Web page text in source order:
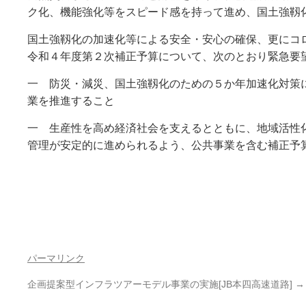
ク化、機能強化等をスピード感を持って進め、国土強
国土強靱化の加速化等による安全・安心の確保、更に
令和４年度第２次補正予算について、次のとおり緊急要
一 防災・減災、国土強靱化のための５か年加速化対策
業を推進すること
一 生産性を高め経済社会を支えるとともに、地域活性
管理が安定的に進められるよう、公共事業を含む補正
パーマリンク
企画提案型インフラツアーモデル事業の実施[JB本四高速道路] →